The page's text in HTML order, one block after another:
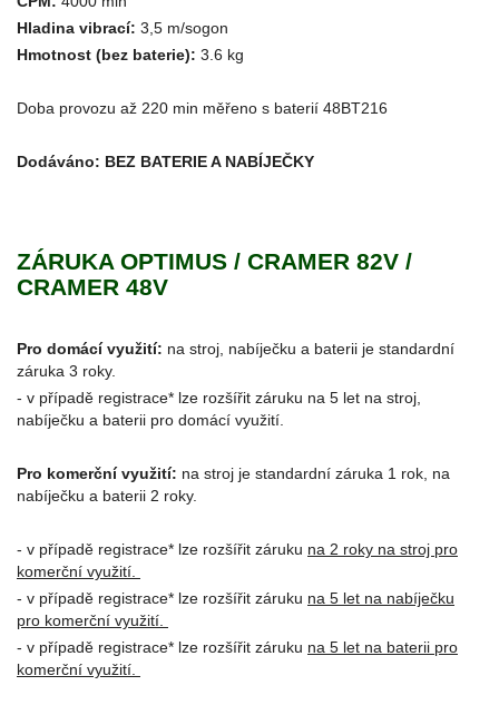
Hladina vibrací: 3,5 m/sogon
Hmotnost (bez baterie): 3.6 kg
Doba provozu až 220 min měřeno s baterií 48BT216
Dodáváno: BEZ BATERIE A NABÍJEČKY
ZÁRUKA OPTIMUS / CRAMER 82V /
CRAMER 48V
Pro domácí využití: na stroj, nabíječku a baterii je standardní
záruka 3 roky.
- v případě registrace* lze rozšířit záruku na 5 let na stroj,
nabíječku a baterii pro domácí využití.
Pro komerční využití: na stroj je standardní záruka 1 rok, na
nabíječku a baterii 2 roky.
- v případě registrace* lze rozšířit záruku na 2 roky na stroj pro
komerční využití.
- v případě registrace* lze rozšířit záruku na 5 let na nabíječku
pro komerční využití.
- v případě registrace* lze rozšířit záruku na 5 let na baterii pro
komerční využití.